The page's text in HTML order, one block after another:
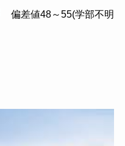
偏差値48～55(学部不明